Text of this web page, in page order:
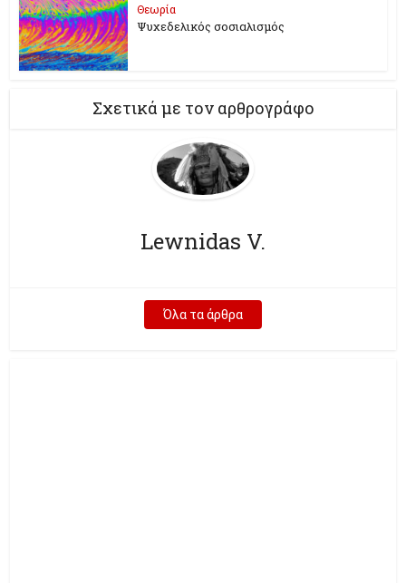
Θεωρία
Ψυχεδελικός σοσιαλισμός
Σχετικά με τον αρθρογράφο
Lewnidas V.
Όλα τα άρθρα